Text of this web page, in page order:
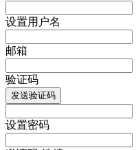
设置用户名
邮箱
验证码
发送验证码
设置密码